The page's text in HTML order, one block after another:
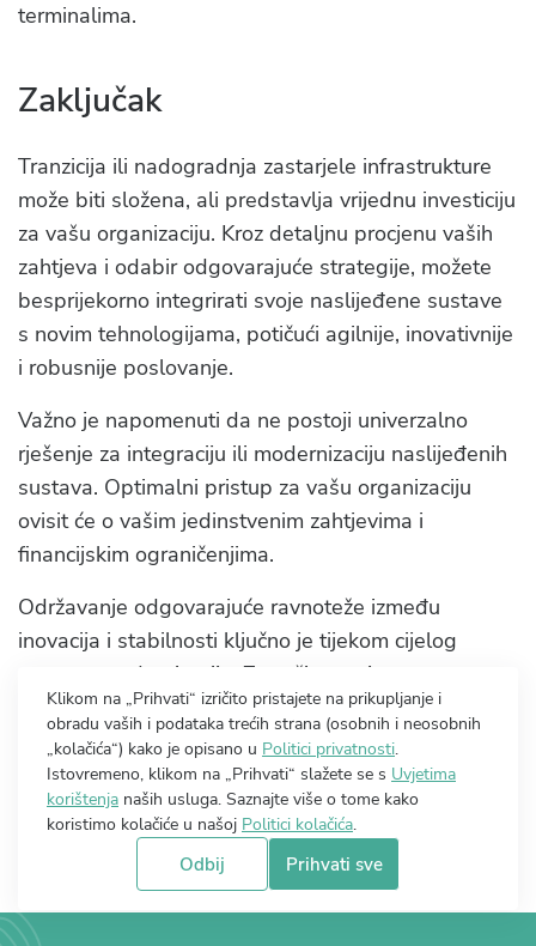
Klikom na „Prihvati“ izričito pristajete na prikupljanje i
obradu vaših i podataka trećih strana (osobnih i neosobnih
„kolačića“) kako je opisano u Politici privatnosti.
Istovremeno, klikom na „Prihvati“ slažete se s Uvjetima
korištenja naših usluga. Saznajte više o tome kako
koristimo kolačiće u našoj Politici kolačića.
Prihvati sve
Odbij
terminalima.
Zaključak
Tranzicija ili nadogradnja zastarjele infrastrukture
može biti složena, ali predstavlja vrijednu investiciju
za vašu organizaciju. Kroz detaljnu procjenu vaših
zahtjeva i odabir odgovarajuće strategije, možete
besprijekorno integrirati svoje naslijeđene sustave
s novim tehnologijama, potičući agilnije, inovativnije
i robusnije poslovanje.
Važno je napomenuti da ne postoji univerzalno
rješenje za integraciju ili modernizaciju naslijeđenih
sustava. Optimalni pristup za vašu organizaciju
ovisit će o vašim jedinstvenim zahtjevima i
financijskim ograničenjima.
Održavanje odgovarajuće ravnoteže između
inovacija i stabilnosti ključno je tijekom cijelog
procesa modernizacije. Zatražite savjet
specijalizirane tvrtke za razvoj softvera po narudžbi
kako biste dobili stručnu podršku u integraciji ili
nadogradnji vaših naslijeđenih sustava.